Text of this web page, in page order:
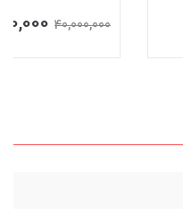
40,000,000